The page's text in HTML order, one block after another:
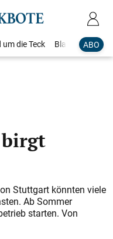
ABO
um die Teck Blaulicht
birgt
Stuttgart könnten viele
Ab Sommer
starten. Von